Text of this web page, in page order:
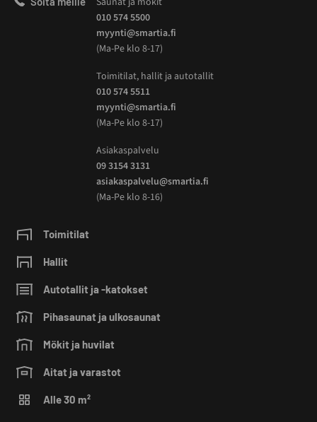
010 574 5500
myynti@smartia.fi
(Ma-Pe klo 8-17)
Toimitilat, hallit ja autotallit
010 574 5511
myynti@smartia.fi
(Ma-Pe klo 8-17)
Asiakaspalvelu
09 3154 3131
asiakaspalvelu@smartia.fi
(Ma-Pe klo 8-16)
Toimitilat
Hallit
Autotallit ja -katokset
Pihasaunat ja ulkosaunat
Mökit ja huvilat
Aitat ja varastot
Alle 30 m²